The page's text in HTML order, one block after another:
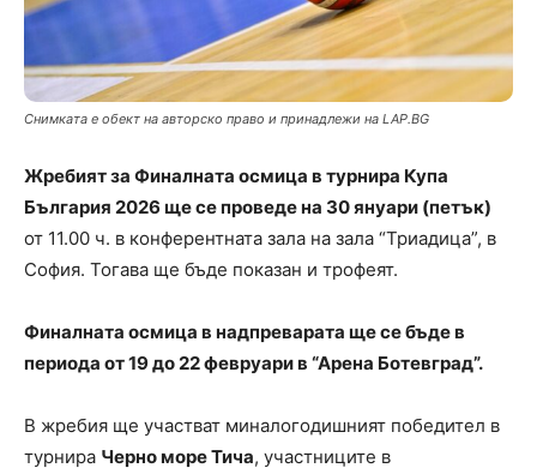
Снимката е обект на авторско право и принадлежи на LAP.BG
Жребият за Финалната осмица в турнира Купа
България 2026 ще се проведе на 30 януари (петък)
от 11.00 ч. в конферентната зала на зала “Триадица”, в
София. Тогава ще бъде показан и трофеят.
Финалната осмица в надпреварата ще се бъде в
периода от 19 до 22 февруари в “Арена Ботевград”.
В жребия ще участват миналогодишният победител в
турнира Черно море Тича, участниците в